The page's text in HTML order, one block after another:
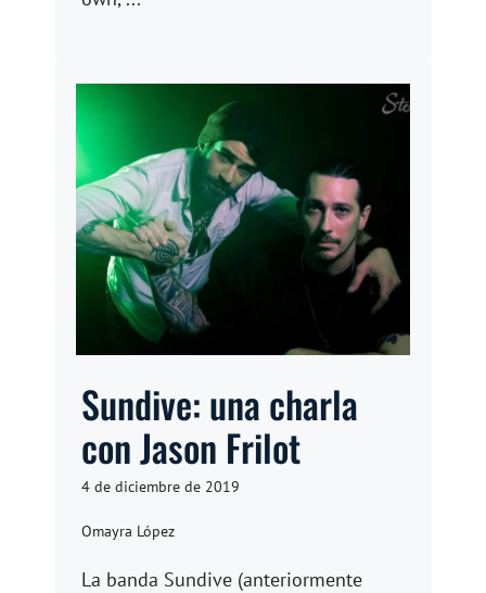
Sundive: una charla
con Jason Frilot
4 de diciembre de 2019
Omayra López
La banda Sundive (anteriormente